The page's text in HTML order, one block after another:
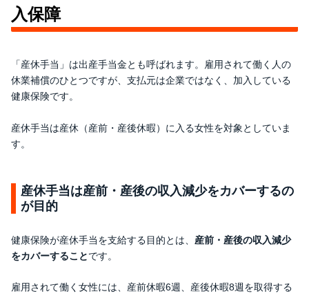
入保障
「産休手当」は出産手当金とも呼ばれます。雇用されて働く人の
休業補償のひとつですが、支払元は企業ではなく、加入している
健康保険です。
産休手当は産休（産前・産後休暇）に入る女性を対象としていま
す。
産休手当は産前・産後の収入減少をカバーするの
が目的
健康保険が産休手当を支給する目的とは、 産前・産後の収入減少
をカバーすることです。
雇用されて働く女性には、産前休暇6週、産後休暇8週を取得する